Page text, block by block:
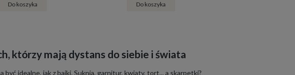
Do koszyka Do koszyka
którzy mają dystans do siebie i świata
idealne, jak z bajki. Suknia, garnitur, kwiaty, tort... a skarpetki?